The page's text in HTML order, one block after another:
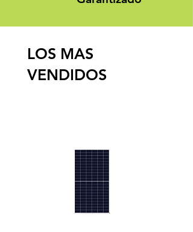
LOS MAS
VENDIDOS